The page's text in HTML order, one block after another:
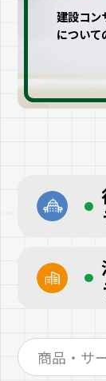
建設コン
について